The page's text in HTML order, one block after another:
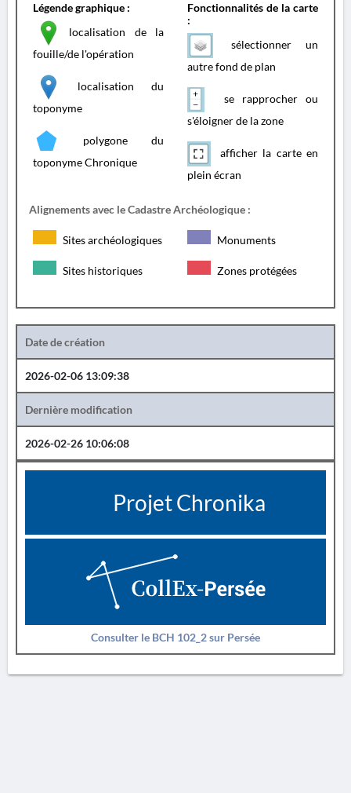
Légende graphique :
localisation de la
fouille/de l'opération
localisation du
toponyme
polygone du
toponyme Chronique
Fonctionnalités de la carte
:
sélectionner un
autre fond de plan
se rapprocher ou
s'éloigner de la zone
afficher la carte en
plein écran
Alignements avec le Cadastre Archéologique :
Sites archéologiques Monuments
Sites historiques Zones protégées
Date de création
2026-02-06 13:09:38
Dernière modification
2026-02-26 10:06:08
Projet Chronika
Consulter le BCH 102_2 sur Persée